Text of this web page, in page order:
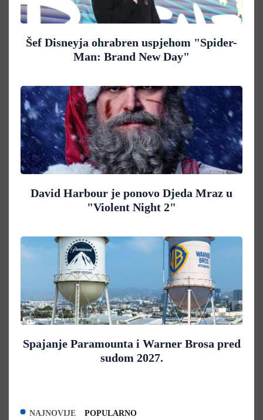
Šef Disneyja ohrabren uspjehom "Spider-
Man: Brand New Day"
David Harbour je ponovo Djeda Mraz u
"Violent Night 2"
Spajanje Paramounta i Warner Brosa pred
sudom 2027.
NAJNOVIJE POPULARNO